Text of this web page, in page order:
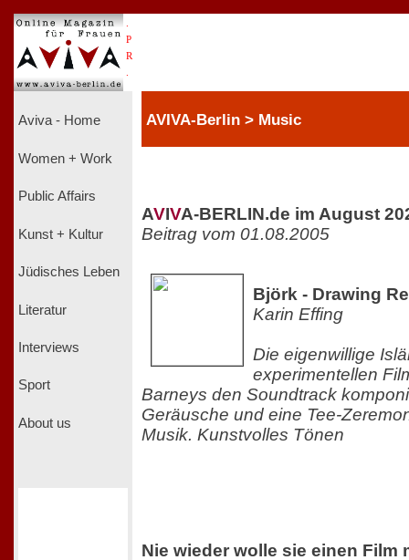
P
R
Aviva - Home
Women + Work
Public Affairs
Kunst + Kultur
Jüdisches Leben
Literatur
Interviews
Sport
About us
AVIVA-Berlin > Music
AVIVA-BERLIN.de im August
Beitrag vom 01.08.2005
Björk - Drawing
Karin Effing
Die eigenwillige
experimentellen
Barneys den Soundtrack
Geräusche und eine Tee-
Musik. Kunstvolles Tönen
Nie wieder wolle sie einen Film